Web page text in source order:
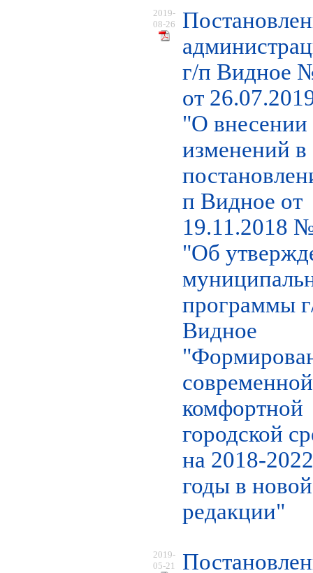
2019-
08-26
г/п Видное
от
"О внесении
изменений в
п Видное от
19.11.2018
"Об
программы
Видное
современной
комфортной
городской
на 2018-2022
годы в новой
редакции"
2019-
05-21